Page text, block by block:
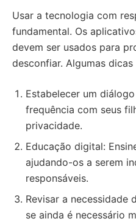
Usar a tecnologia com
fundamental. Os
devem ser usados para
desconfiar. Algumas dicas
Estabelecer um
frequência com seus
privacidade.
Educação digital:
ajudando-os a serem
responsáveis.
Revisar a necessidade
se ainda é necessário